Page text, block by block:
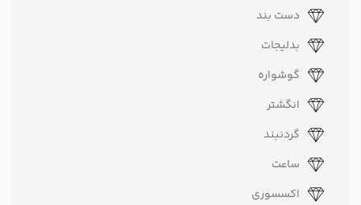
دست بند
بدلیجات
گوشواره
انگشتر
گردنبند
ساعت
اکسسوری